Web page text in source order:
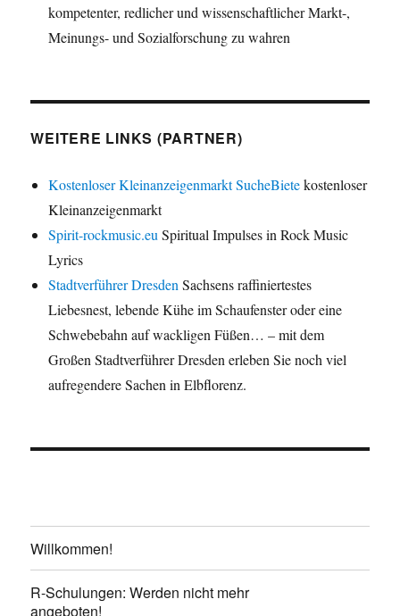
kompetenter, redlicher und wissenschaftlicher Markt-,
Meinungs- und Sozialforschung zu wahren
WEITERE LINKS (PARTNER)
Kostenloser Kleinanzeigenmarkt SucheBietekostenloser
Kleinanzeigenmarkt
Spirit-rockmusic.eu Spiritual Impulses in Rock Music
Lyrics
Stadtverführer Dresden Sachsens raffiniertestes
Liebesnest, lebende Kühe im Schaufenster oder eine
Schwebebahn auf wackligen Füßen… – mit dem
Großen Stadtverführer Dresden erleben Sie noch viel
aufregendere Sachen in Elbflorenz.
Willkommen!
R-Schulungen: Werden nicht mehr
angeboten!